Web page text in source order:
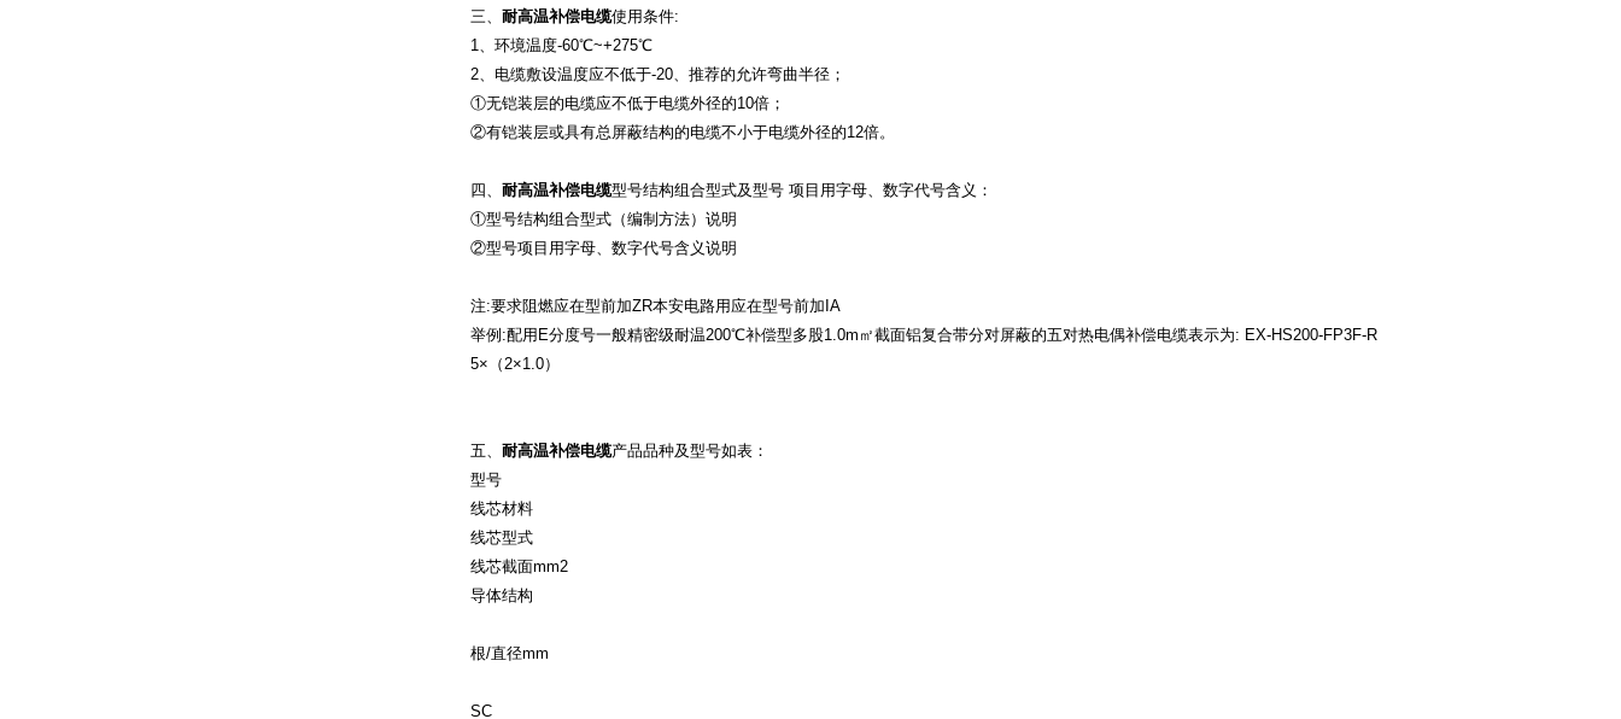
三、 耐高温补偿电缆使用条件:
1、环境温度-60℃~+275℃
2、电缆敷设温度应不低于-20、推荐的允许弯曲半径；
①无铠装层的电缆应不低于电缆外径的10倍；
②有铠装层或具有总屏蔽结构的电缆不小于电缆外径的12倍。
四、 耐高温补偿电缆型号结构组合型式及型号 项目用字母、数字代号含义：
①型号结构组合型式（编制方法）说明
②型号项目用字母、数字代号含义说明
注:要求阻燃应在型前加ZR本安电路用应在型号前加IA
举例:配用E分度号一般精密级耐温200℃补偿型多股1.0m㎡截面铝复合带分对屏蔽的五对热电偶补偿电缆表示为: EX-HS200-FP3F-R
5×（2×1.0）
五、 耐高温补偿电缆产品品种及型号如表：
型号
线芯材料
线芯型式
线芯截面mm2
导体结构
根/直径mm
SC